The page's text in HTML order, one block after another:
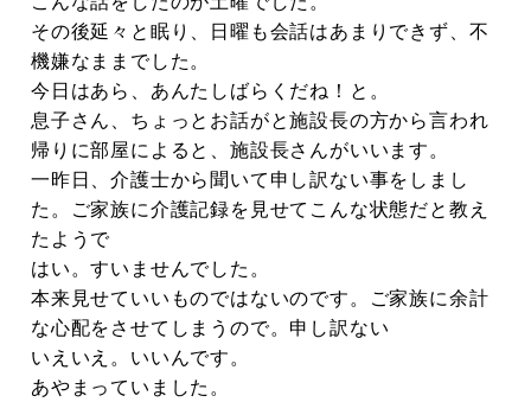
その後延々と眠り、日曜も会話はあまりできず、不
機嫌なままでした。
今日はあら、あんたしばらくだね！と。
息子さん、ちょっとお話がと施設長の方から言われ
帰りに部屋によると、施設長さんがいいます。
一昨日、介護士から聞いて申し訳ない事をしまし
た。ご家族に介護記録を見せてこんな状態だと教え
たようで
はい。すいませんでした。
本来見せていいものではないのです。ご家族に余計
な心配をさせてしまうので。申し訳ない
いえいえ。いいんです。
あやまっていました。